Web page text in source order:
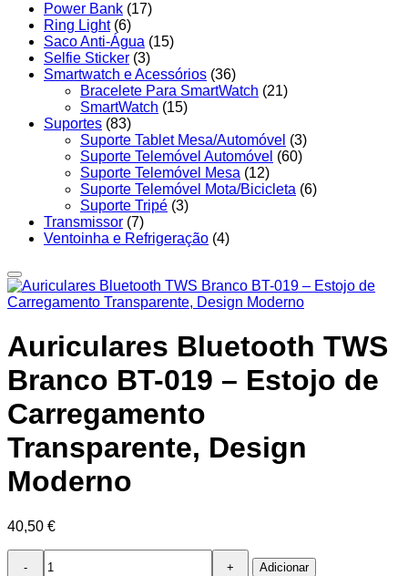
Power Bank (17)
Ring Light (6)
Saco Anti-Água (15)
Selfie Sticker (3)
Smartwatch e Acessórios (36)
Bracelete Para SmartWatch (21)
SmartWatch (15)
Suportes (83)
Suporte Tablet Mesa/Automóvel (3)
Suporte Telemóvel Automóvel (60)
Suporte Telemóvel Mesa (12)
Suporte Telemóvel Mota/Bicicleta (6)
Suporte Tripé (3)
Transmissor (7)
Ventoinha e Refrigeração (4)
Auriculares Bluetooth TWS
Branco BT-019 – Estojo de
Carregamento
Transparente, Design
Moderno
40,50 €
Quantidade
Adicionar